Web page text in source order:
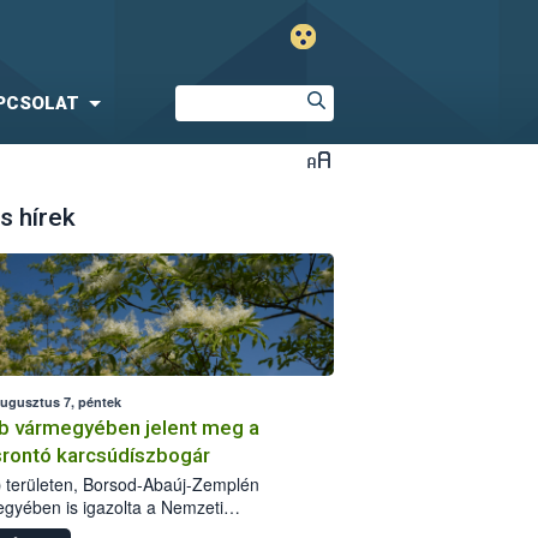
hírek
7, péntek
vármegyében jelent meg a
karcsúdíszbogár
területen, Borsod-Abaúj-Zemplén
is igazolta a Nemzeti
biztonsági Hivatal (Nébih) a